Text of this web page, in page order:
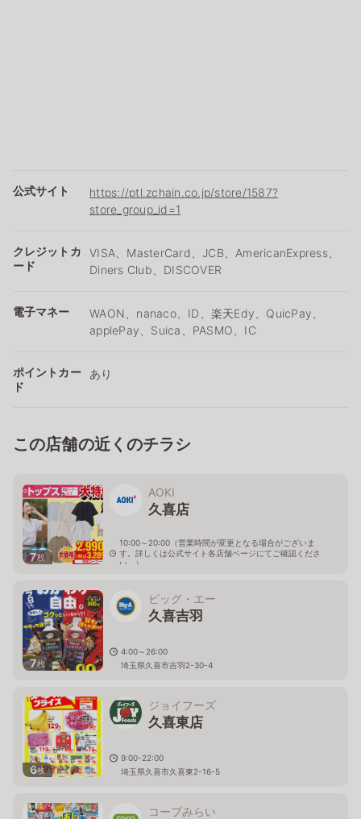
公式サイト
https://ptl.zchain.co.jp/store/1587?
store_group_id=1
クレジットカ
ード
VISA、MasterCard、JCB、AmericanExpress、
Diners Club、DISCOVER
電子マネー
WAON、nanaco、ID、楽天Edy、QuicPay、
applePay、Suica、PASMO、IC
ポイントカー
ド
あり
この店舗の近くのチラシ
7枚
AOKI
久喜店
10:00～20:00（営業時間が変更となる場合がございま
す。詳しくは公式サイト各店舗ページにてご確認くださ
い。）
7枚
ビッグ・エー
久喜吉羽
4:00～26:00
埼玉県久喜市吉羽2-30-4
6枚
ジョイフーズ
久喜東店
9:00-22:00
埼玉県久喜市久喜東2-16-5
コープみらい